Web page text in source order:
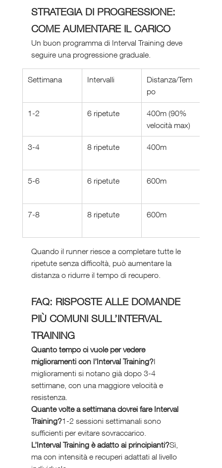
STRATEGIA DI PROGRESSIONE:
COME AUMENTARE IL CARICO
Un buon programma di Interval Training deve
seguire una progressione graduale.
Settimana Intervalli
Distanza/Tem
po
1-2 6 ripetute
400m (90%
velocità max)
3-4 8 ripetute 400m
5-6 6 ripetute 600m
7-8 8 ripetute 600m
Quando il runner riesce a completare tutte le
ripetute senza difficoltà, può aumentare la
distanza o ridurre il tempo di recupero.
FAQ: RISPOSTE ALLE DOMANDE
PIÙ COMUNI SULL’INTERVAL
TRAINING
Quanto tempo ci vuole per vedere
miglioramenti con l’Interval Training?I
miglioramenti si notano già dopo 3-4
settimane, con una maggiore velocità e
resistenza.
Quante volte a settimana dovrei fare Interval
Training?1-2 sessioni settimanali sono
sufficienti per evitare sovraccarico.
L’Interval Training è adatto ai principianti?Sì,
ma con intensità e recuperi adattati al livello